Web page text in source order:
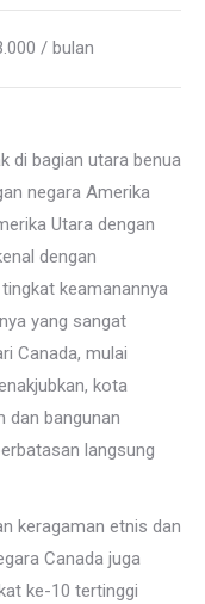
/ bulan
di bagian utara benua
negara Amerika
Utara dengan
dengan
keamanannya
yang sangat
Canada, mulai
kota
dan bangunan
langsung
keragaman etnis dan
Canada juga
ke-10 tertinggi